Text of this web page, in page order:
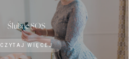
Ślubne SOS
CZYTAJ WIĘCEJ